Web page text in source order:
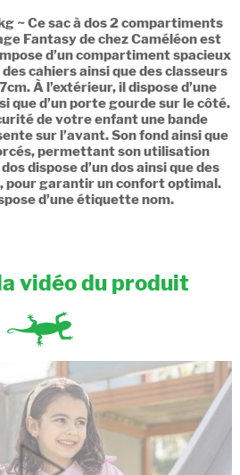
~ Ce sac à dos 2 compartiments
Fantasy de chez Caméléon est
d’un compartiment spacieux
cahiers ainsi que des classeurs
À l’extérieur, il dispose d’une
que d’un porte gourde sur le côté.
de votre enfant une bande
sur l’avant. Son fond ainsi que
permettant son utilisation
dispose d’un dos ainsi que des
pour garantir un confort optimal.
d’une étiquette nom.
vidéo du produit